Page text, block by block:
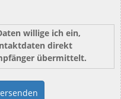
willige ich ein,
direkt
übermittelt.